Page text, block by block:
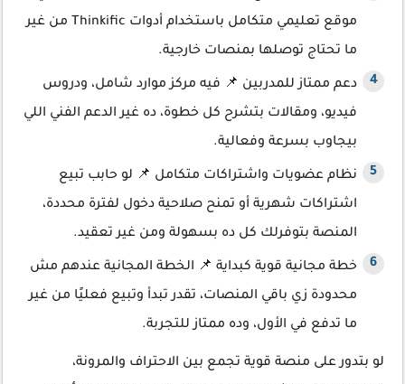
موقع تعليمي متكامل باستخدام أدوات Thinkific من غير
ما تحتاج توصلها بمنصات خارجية.
دعم ممتاز للمدربين 📌 فيه مركز موارد شامل، ودروس
فيديو، ومقالات بتشرح كل خطوة، ده غير الدعم الفني اللي
بيجاوب بسرعة وفعالية.
نظام عضويات واشتراكات متكامل 📌 لو حابب تبيع
اشتراكات شهرية أو تمنح صلاحية دخول لفترة محددة،
المنصة بتوفرلك كل ده بسهولة ومن غير تعقيد.
خطة مجانية قوية كبداية 📌 الخطة المجانية عندهم مش
محدودة زي باقي المنصات، تقدر تبدأ وتبيع فعليًا من غير
ما تدفع في الأول، وده ممتاز للتجربة.
لو بتدور على منصة قوية تجمع بين الاحتراف والمرونة،